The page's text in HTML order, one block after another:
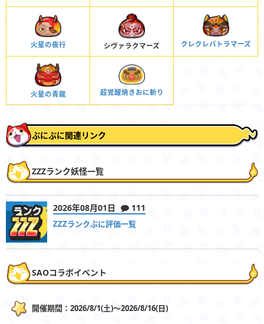
火星の夜行 シヴァラクマーズ クレクレパトラマーズ
火星の青龍 超覚醒焼きおに斬り
ぷにぷに関連リンク
ZZZランク妖怪一覧
2026年08月01日 111
ZZZランクぷに評価一覧
SAOコラボイベント
開催期間：2026/8/1(土)〜2026/8/16(日)